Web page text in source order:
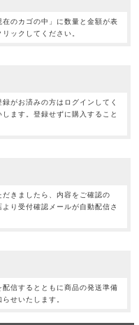
在のカゴの中」に数量と金額が表
ックしてください。
がお済みの方はログインしてく
ます。登録せずに購入すること
きましたら、内容をご確認の
り受付確認メールが自動配信さ
信するとともに商品の発送準備
せいたします。